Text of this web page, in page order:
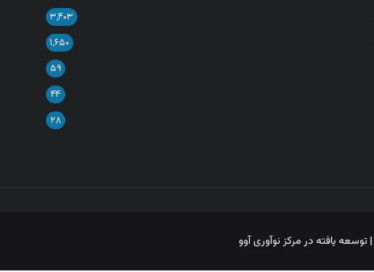
۳,۴۰۳
۱,۶۵۰
۵۹
۴۴
۲۸
| توسعه یافته در مرکز نوآوری آوو